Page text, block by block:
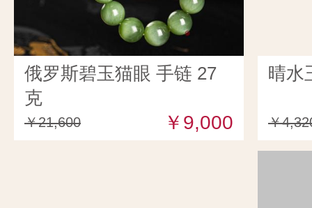
俄罗斯碧玉猫眼 手链 27
克
￥21,600 ￥9,000
晴水
￥